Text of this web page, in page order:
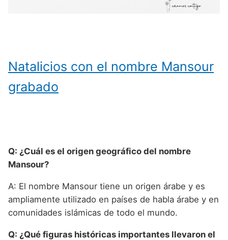
Natalicios con el nombre Mansour
grabado
Q: ¿Cuál es el origen geográfico del nombre
Mansour?
A: El nombre Mansour tiene un origen árabe y es
ampliamente utilizado en países de habla árabe y en
comunidades islámicas de todo el mundo.
Q: ¿Qué figuras históricas importantes llevaron el